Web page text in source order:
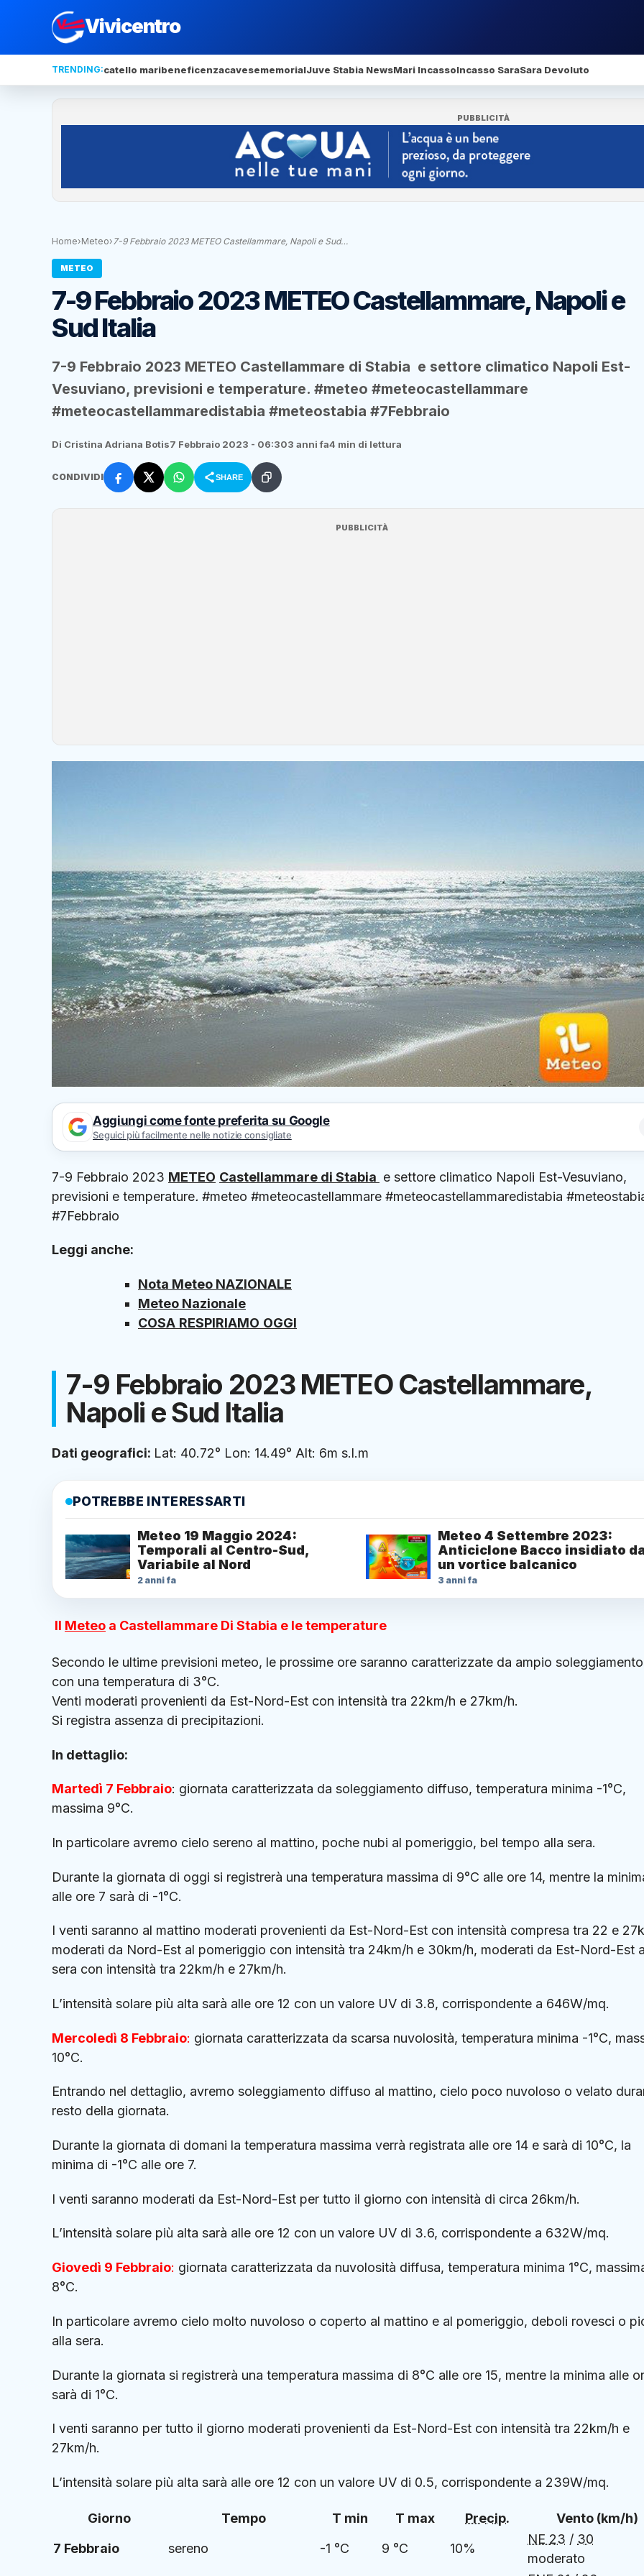
Vivicentro
TRENDING:catello maribeneficenzacavesememorialJuve Stabia NewsMari IncassoIncasso SaraSara Devoluto
PUBBLICITÀ
Home›Meteo›7-9 Febbraio 2023 METEO Castellammare, Napoli e Sud…
METEO
7-9 Febbraio 2023 METEO Castellammare, Napoli e
Sud Italia
7-9 Febbraio 2023 METEO Castellammare di Stabia e settore climatico Napoli Est-
Vesuviano, previsioni e temperature. #meteo #meteocastellammare
#meteocastellammaredistabia #meteostabia #7Febbraio
Di Cristina Adriana Botis7 Febbraio 2023 - 06:303 anni fa4 min di lettura
CONDIVIDI SHARE
PUBBLICITÀ
Aggiungi come fonte preferita su Google
Seguici più facilmente nelle notizie consigliate
7-9 Febbraio 2023 METEO Castellammare di Stabia e settore climatico Napoli Est-Vesuviano,
previsioni e temperature. #meteo #meteocastellammare #meteocastellammaredistabia
#7Febbraio
Leggi anche:
Nota Meteo NAZIONALE
Meteo Nazionale
COSA RESPIRIAMO OGGI
7-9 Febbraio 2023 METEO Castellammare,
Napoli e Sud Italia
Dati geografici: Lat: 40.72° Lon: 14.49° Alt: 6m s.l.m
POTREBBE INTERESSARTI
Meteo 19 Maggio 2024:
Temporali al Centro-Sud,
Variabile al Nord
2 anni fa
Meteo 4 Settembre 2023:
Anticiclone Bacco insidiato
un vortice balcanico
3 anni fa
Il Meteo a Castellammare Di Stabia e le temperature
Secondo le ultime previsioni meteo, le prossime ore saranno caratterizzate da ampio
con una temperatura di 3°C.
Venti moderati provenienti da Est-Nord-Est con intensità tra 22km/h e 27km/h.
Si registra assenza di precipitazioni.
In dettaglio:
Martedì 7 Febbraio: giornata caratterizzata da soleggiamento diffuso, temperatura minima -1°C,
massima 9°C.
In particolare avremo cielo sereno al mattino, poche nubi al pomeriggio, bel tempo alla sera.
Durante la giornata di oggi si registrerà una temperatura massima di 9°C alle ore 14, mentre la
alle ore 7 sarà di -1°C.
I venti saranno al mattino moderati provenienti da Est-Nord-Est con intensità compresa tra 22 e
moderati da Nord-Est al pomeriggio con intensità tra 24km/h e 30km/h, moderati da Est-Nord-Est
sera con intensità tra 22km/h e 27km/h.
L’intensità solare più alta sarà alle ore 12 con un valore UV di 3.8, corrispondente a 646W/mq.
Mercoledì 8 Febbraio: giornata caratterizzata da scarsa nuvolosità, temperatura minima -1°C,
10°C.
Entrando nel dettaglio, avremo soleggiamento diffuso al mattino, cielo poco nuvoloso o velato
resto della giornata.
Durante la giornata di domani la temperatura massima verrà registrata alle ore 14 e sarà di 10°C, la
minima di -1°C alle ore 7.
I venti saranno moderati da Est-Nord-Est per tutto il giorno con intensità di circa 26km/h.
L’intensità solare più alta sarà alle ore 12 con un valore UV di 3.6, corrispondente a 632W/mq.
Giovedì 9 Febbraio: giornata caratterizzata da nuvolosità diffusa, temperatura minima 1°C,
8°C.
In particolare avremo cielo molto nuvoloso o coperto al mattino e al pomeriggio, deboli rovesci o
alla sera.
Durante la giornata si registrerà una temperatura massima di 8°C alle ore 15, mentre la minima alle
sarà di 1°C.
I venti saranno per tutto il giorno moderati provenienti da Est-Nord-Est con intensità tra 22km/h e
27km/h.
L’intensità solare più alta sarà alle ore 12 con un valore UV di 0.5, corrispondente a 239W/mq.
Giorno Tempo T min T max Precip.
Vento (km/h)
7 Febbraio
sereno -1 °C 9 °C 10%
NE 23 / 30
moderato